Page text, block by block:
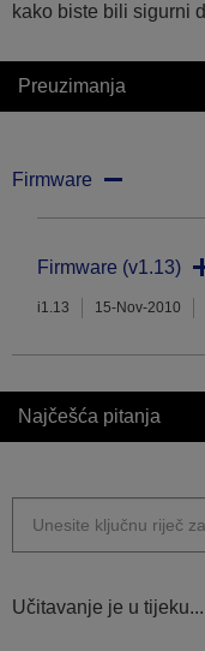
kako biste bili sigurni
Preuzimanja
Firmware
Firmware (v1.13)
i1.13 15-Nov-2010
Najčešća pitanja
Učitavanje je u